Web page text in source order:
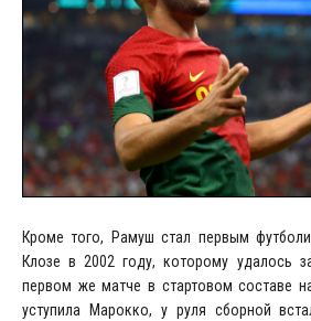
Кроме того, Рамуш стал первым
Клозе в 2002 году, которому удалось
первом же матче в стартовом составе
уступила Марокко, у руля сборной